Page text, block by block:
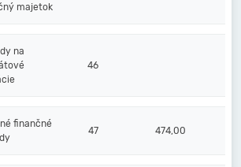
majetok
na
46
finančné
47 474,00